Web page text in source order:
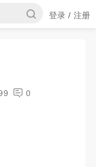
登录 / 注册
0